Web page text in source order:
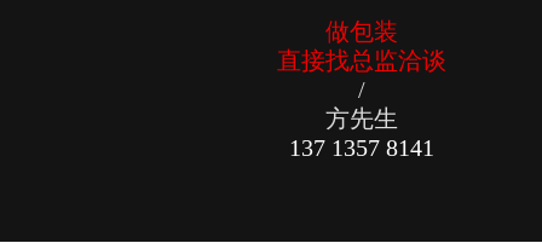
做包装
直接找总监洽谈
/
方先生
137 1357 8141